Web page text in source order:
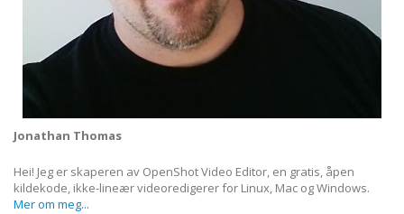
Jonathan Thomas
Hei! Jeg er skaperen av OpenShot Video Editor, en gratis, åpen
kildekode, ikke-lineær videoredigerer for Linux, Mac og Windows.
Mer om meg...